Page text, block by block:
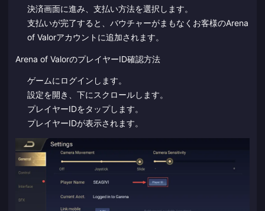
決済画面に進み、支払い方法を選択します。
支払いが完了すると、バウチャーがまもなくお客様のArena
of Valorアカウントに追加されます。
Arena of ValorのプレイヤーID確認方法
ゲームにログインします。
設定を開き、下にスクロールします。
プレイヤーIDをタップします。
プレイヤーIDが表示されます。